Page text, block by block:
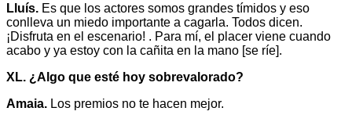
Lluís. Es que los actores somos grandes tímidos y eso
conlleva un miedo importante a cagarla. Todos dicen.
¡Disfruta en el escenario! . Para mí, el placer viene cuando
acabo y ya estoy con la cañita en la mano [se ríe].
XL. ¿Algo que esté hoy sobrevalorado?
Amaia. Los premios no te hacen mejor.